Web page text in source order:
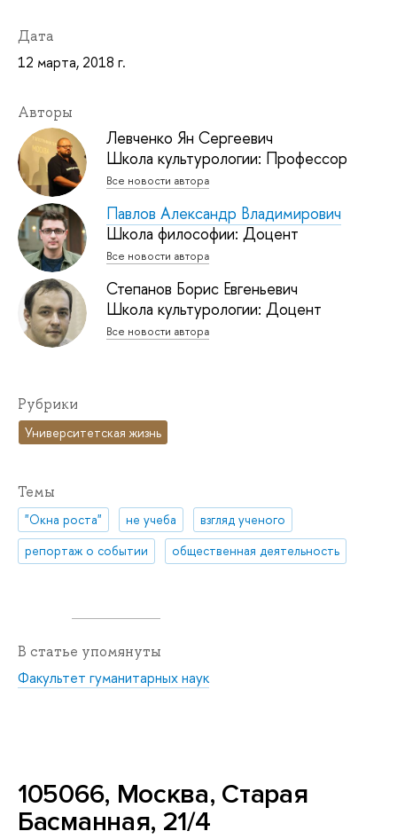
Дата
12 марта, 2018 г.
Авторы
Левченко Ян Сергеевич
Школа культурологии: Профессор
Все новости автора
Павлов Александр Владимирович
Школа философии: Доцент
Все новости автора
Степанов Борис Евгеньевич
Школа культурологии: Доцент
Все новости автора
Рубрики
Университетская жизнь
Темы
"Окна роста" не учеба
взгляд ученого
репортаж о событии
общественная деятельность
В статье упомянуты
Факультет гуманитарных наук
105066, Москва, Старая
Басманная, 21/4